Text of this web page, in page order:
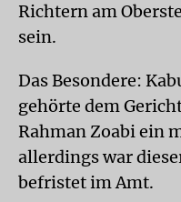
Richtern am
sein.
Das Besondere:
gehörte dem
Rahman Zoabi ein
allerdings war
befristet im Amt.